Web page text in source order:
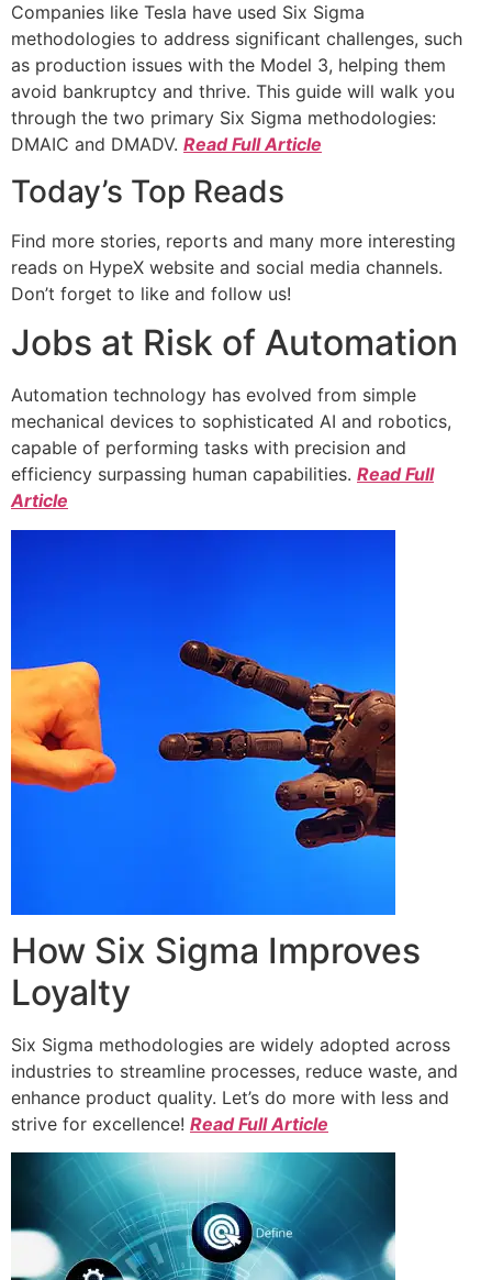
Companies like Tesla have used Six Sigma
methodologies to address significant challenges, such
as production issues with the Model 3, helping them
avoid bankruptcy and thrive. This guide will walk you
through the two primary Six Sigma methodologies:
DMAIC and DMADV. Read Full Article
Today’s Top Reads
Find more stories, reports and many more interesting
reads on HypeX website and social media channels.
Don’t forget to like and follow us!
Jobs at Risk of Automation
Automation technology has evolved from simple
mechanical devices to sophisticated AI and robotics,
capable of performing tasks with precision and
efficiency surpassing human capabilities. Read Full
Article
How Six Sigma Improves
Loyalty
Six Sigma methodologies are widely adopted across
industries to streamline processes, reduce waste, and
enhance product quality. Let’s do more with less and
strive for excellence! Read Full Article